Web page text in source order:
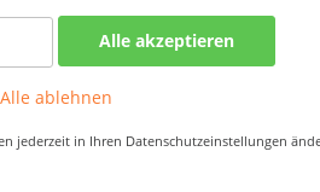
Alle akzeptieren
Alle ablehnen
jederzeit in Ihren Datenschutzeinstellungen
Bestellen
,